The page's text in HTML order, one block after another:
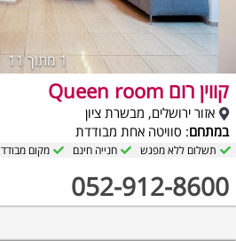
1 מתוך 11
קווין רום Queen room
אזור ירושלים, מבשרת ציון
במתחם: סוויטה אחת מבודדת
052-912-8600
תשלום ללא מפגש חנייה חינם מקום מבודד